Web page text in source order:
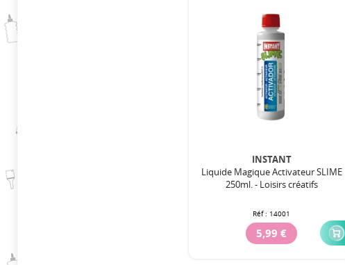
INSTANT
Liquide Magique Activateur SLIME
250ml. - Loisirs créatifs
Réf : 14001
5,99 €